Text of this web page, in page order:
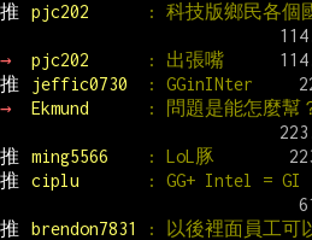
推
pjc202 : 科技版鄉民各個
→ pjc202
: 出張嘴
推
jeffic0730
: GGinINter
→
Ekmund : 問題是能怎麼幫
推 ming5566
: LoL豚
推
ciplu : GG+ Intel = GI
推 brendon7831 : 以後裡面員工可